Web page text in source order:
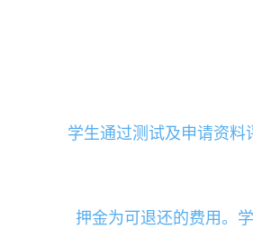
学生通过测试及申请资
押金为可退还的费用。